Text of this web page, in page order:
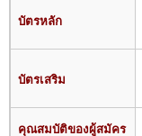
บัตรหลัก
บัตรเสริม
คุณสมบัติของผู้สมัคร